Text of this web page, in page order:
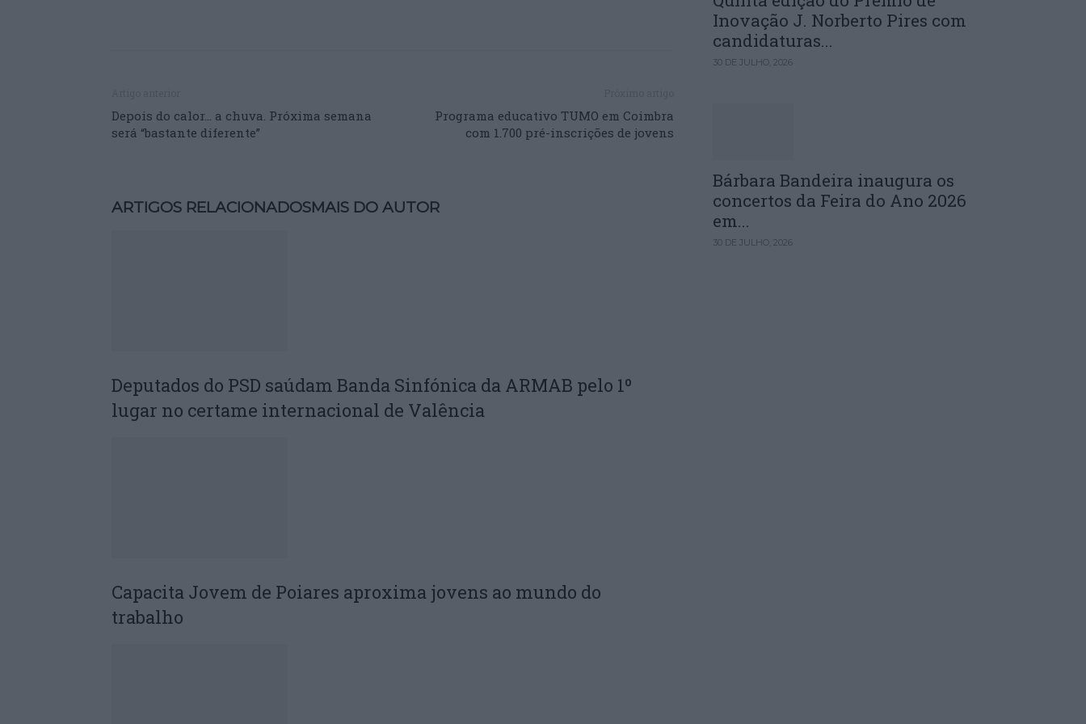
Depois do calor… a chuva. Próxima semana
será “bastante diferente”
Programa educativo TUMO em Coimbra
com 1.700 pré-inscrições de jovens
ARTIGOS RELACIONADOSMAIS DO AUTOR
Deputados do PSD saúdam Banda Sinfónica da ARMAB pelo 1º
lugar no certame internacional de Valência
Capacita Jovem de Poiares aproxima jovens ao mundo do
trabalho
Inovação J. Norberto Pires com
candidaturas...
30 DE JULHO, 2026
Bárbara Bandeira inaugura os
concertos da Feira do Ano 2026
em...
30 DE JULHO, 2026